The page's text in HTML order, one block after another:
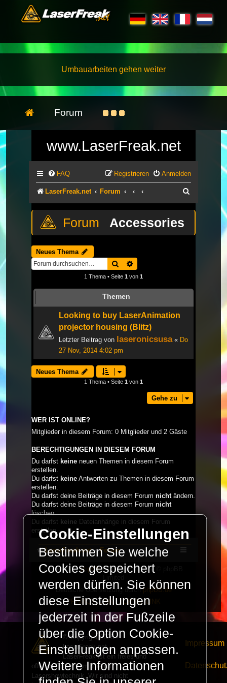
Umbauarbeiten gehen weiter
Forum
www.LaserFreak.net
FAQ Anmelden
Registrieren
LaserFreak.net Forum
Accessories
Neues Thema
Suche
1 Thema • Seite 1 von 1
Themen
Looking to buy LaserAnimation
projector housing (Blitz)
Letzter Beitrag von laseronicsusa« Do
27 Nov, 2014 4:02 pm
Neues Thema
1 Thema • Seite 1 von 1
Gehe zu
WER IST ONLINE?
Mitglieder in diesem Forum: 0 Mitglieder und 2 Gäste
BERECHTIGUNGEN IN DIESEM FORUM
Du darfst keine neuen Themen in diesem Forum
erstellen.
Du darfst keine Antworten zu Themen in diesem Forum
erstellen.
Du darfst deine Beiträge in diesem Forum nicht ändern.
Du darfst deine Beiträge in diesem Forum nicht
löschen.
Du darfst keine Dateianhänge in diesem Forum
erstellen.
LaserFreak.net Forum
Powered byphpBB® Forum Software © phpBB
Limited
Deutsche Übersetzung durchphpBB.de
PRIVACY_LINK | TERMS_LINK
© Copyright 2025 -
LaserFreak.net
LaserFreak ist ein freies und
offenes Forum zum Thema
Lasershowtechnik. Wir sind nicht
Impressum
Cookie-Einstellungen
Bestimmen Sie welche
Cookies gespeichert
werden dürfen. Sie können
diese Einstellungen
jederzeit in der Fußzeile
über die Option Cookie-
Einstellungen anpassen.
Weitere Informationen